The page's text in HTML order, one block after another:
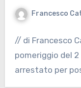
Francesco
// di Francesco
pomeriggio del
arrestato per